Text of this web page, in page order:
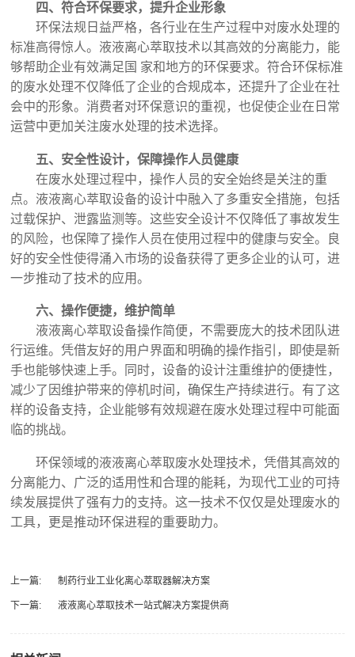
四、符合环保要求，提升企业形象
环保法规日益严格，各行业在生产过程中对废水处理的
标准高得惊人。液液离心萃取技术以其高效的分离能力，能
够帮助企业有效满足国 家和地方的环保要求。符合环保标准
的废水处理不仅降低了企业的合规成本，还提升了企业在社
会中的形象。消费者对环保意识的重视，也促使企业在日常
运营中更加关注废水处理的技术选择。
五、安全性设计，保障操作人员健康
在废水处理过程中，操作人员的安全始终是关注的重
点。液液离心萃取设备的设计中融入了多重安全措施，包括
过载保护、泄露监测等。这些安全设计不仅降低了事故发生
的风险，也保障了操作人员在使用过程中的健康与安全。良
好的安全性使得涌入市场的设备获得了更多企业的认可，进
一步推动了技术的应用。
六、操作便捷，维护简单
液液离心萃取设备操作简便，不需要庞大的技术团队进
行运维。凭借友好的用户界面和明确的操作指引，即使是新
手也能够快速上手。同时，设备的设计注重维护的便捷性，
减少了因维护带来的停机时间，确保生产持续进行。有了这
样的设备支持，企业能够有效规避在废水处理过程中可能面
临的挑战。
环保领域的液液离心萃取废水处理技术，凭借其高效的
分离能力、广泛的适用性和合理的能耗，为现代工业的可持
续发展提供了强有力的支持。这一技术不仅仅是处理废水的
工具，更是推动环保进程的重要助力。
上一篇: 制药行业工业化离心萃取器解决方案
下一篇: 液液离心萃取技术一站式解决方案提供商